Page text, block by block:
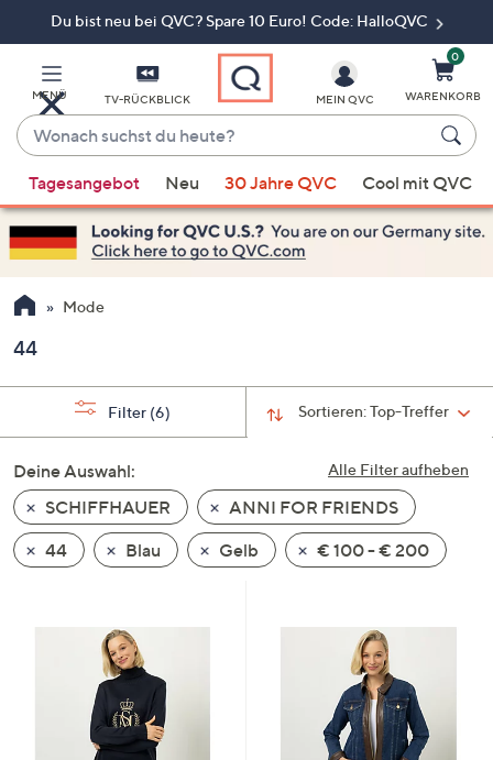
Du bist neu bei QVC? Spare 10 Euro! Code: HalloQVC
MENÜ TV-RÜCKBLICK
Wonach
suchst
du
heute?
Vorschläge
verfügbar
sind,
verwenden
Sie
Pfeiltasten
nach
und
nach
unten
oder
wischen
Sie
MEIN QVC
0
WARENKORB
Tagesangebot Neu 30 Jahre QVC Cool mit QVC
Mode
44
Sortieren:Top-Treffer
Filter (6)
Alle Filter aufheben
Deine Auswahl:
SCHIFFHAUER
ANNI FOR FRIENDS
44
Blau Gelb € 100 - € 200